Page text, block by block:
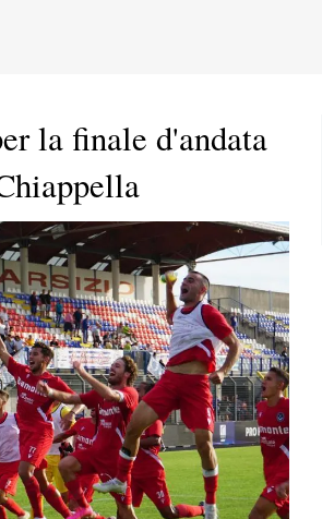
la finale d'andata